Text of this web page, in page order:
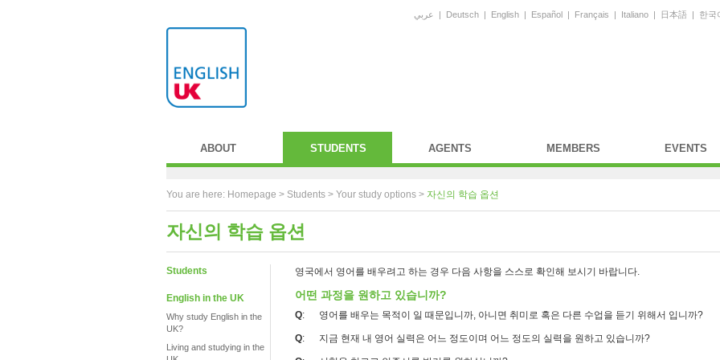
عربي | Deutsch | English | Español | Français | Italiano | 日本語 | 한국
ABOUT STUDENTS AGENTS MEMBERS EVENTS
You are here: Homepage > Students > Your study options > 자신의 학습 옵션
자신의 학습 옵션
Students
English in the UK
Why study English in the
UK?
Living and studying in the
영국에서 영어를 배우려고 하는 경우 다음 사항을 스스로 확인해 보시기 바랍니다.
어떤 과정을 원하고 있습니까?
Q: 영어를 배우는 목적이 일 때문입니까, 아니면 취미로 혹은 다른 수업을 듣기 위해서 입니까?
Q: 지금 현재 내 영어 실력은 어느 정도이며 어느 정도의 실력을 원하고 있습니까?